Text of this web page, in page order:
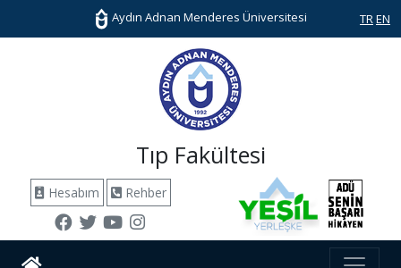
Aydın Adnan Menderes Üniversitesi TR EN
Tıp Fakültesi
Hesabım Rehber